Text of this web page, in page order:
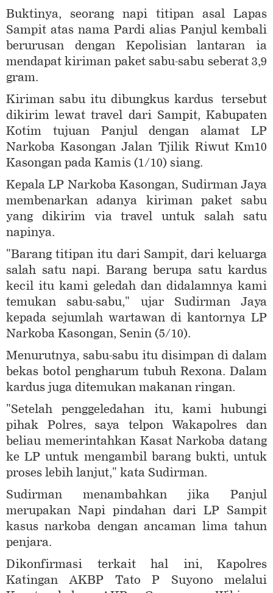
Buktinya, seorang napi titipan asal Lapas
Sampit atas nama Pardi alias Panjul kembali
berurusan dengan Kepolisian lantaran ia
mendapat kiriman paket sabu-sabu seberat 3,9
gram.
Kiriman sabu itu dibungkus kardus tersebut
dikirim lewat travel dari Sampit, Kabupaten
Kotim tujuan Panjul dengan alamat LP
Narkoba Kasongan Jalan Tjilik Riwut Km10
Kasongan pada Kamis (1/10) siang.
Kepala LP Narkoba Kasongan, Sudirman Jaya
membenarkan adanya kiriman paket sabu
yang dikirim via travel untuk salah satu
napinya.
"Barang titipan itu dari Sampit, dari keluarga
salah satu napi. Barang berupa satu kardus
kecil itu kami geledah dan didalamnya kami
temukan sabu-sabu," ujar Sudirman Jaya
kepada sejumlah wartawan di kantornya LP
Narkoba Kasongan, Senin (5/10).
Menurutnya, sabu-sabu itu disimpan di dalam
bekas botol pengharum tubuh Rexona. Dalam
kardus juga ditemukan makanan ringan.
"Setelah penggeledahan itu, kami hubungi
pihak Polres, saya telpon Wakapolres dan
beliau memerintahkan Kasat Narkoba datang
ke LP untuk mengambil barang bukti, untuk
proses lebih lanjut," kata Sudirman.
Sudirman menambahkan jika Panjul
merupakan Napi pindahan dari LP Sampit
kasus narkoba dengan ancaman lima tahun
penjara.
Dikonfirmasi terkait hal ini, Kapolres
Katingan AKBP Tato P Suyono melalui